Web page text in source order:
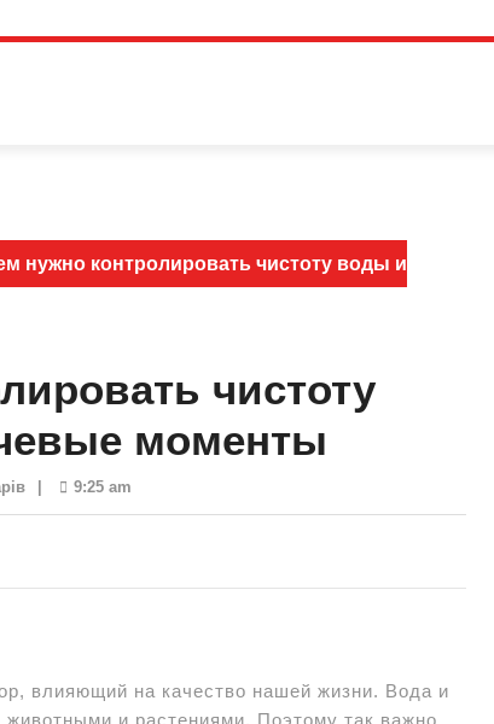
нужно контролировать чистоту воды и
чистоту
моменты
9:25 am
влияющий на качество нашей жизни. Вода и
и растениями. Поэтому так важно